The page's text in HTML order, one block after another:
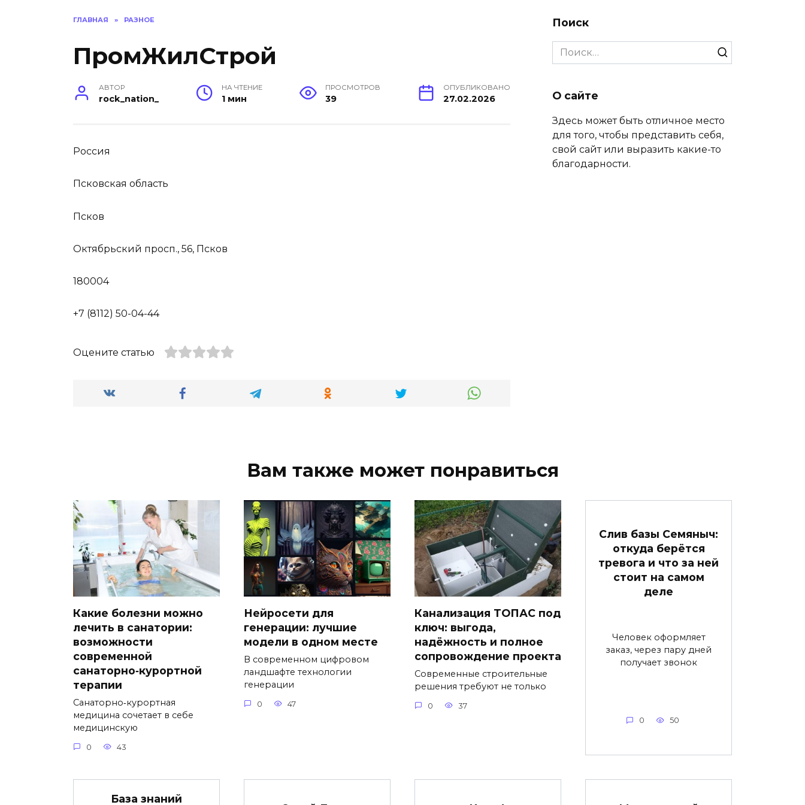
ГЛАВНАЯ » РАЗНОЕ
ПромЖилСтрой
АВТОР
rock_nation_
НА ЧТЕНИЕ
1 мин
ПРОСМОТРОВ
39
ОПУБЛИКОВАНО
27.02.2026
Россия
Псковская область
Псков
Октябрьский просп., 56, Псков
180004
+7 (8112) 50-04-44
Оцените статью
Поиск
Search
for:
О сайте
Здесь может быть отличное место
для того, чтобы представить себя,
свой сайт или выразить какие-то
благодарности.
Вам также может понравиться
Какие болезни можно
лечить в санатории:
возможности
современной
санаторно‑курортной
терапии
Санаторно‑курортная
медицина сочетает в себе
медицинскую
0 43
Нейросети для
генерации: лучшие
модели в одном месте
В современном цифровом
ландшафте технологии
генерации
0 47
Канализация ТОПАС под
ключ: выгода,
надёжность и полное
сопровождение проекта
Современные строительные
решения требуют не только
0 37
Слив базы Семяныч:
откуда берётся
тревога и что за ней
стоит на самом
деле
Человек оформляет
заказ, через пару дней
получает звонок
0 50
База знаний